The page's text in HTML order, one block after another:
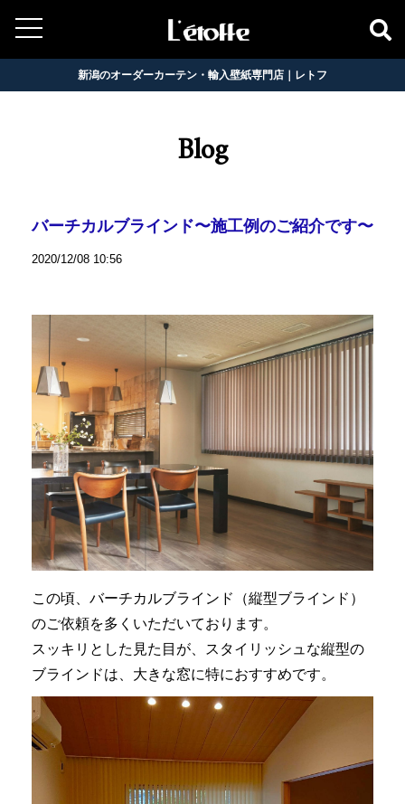
新潟のオーダーカーテン・輸入壁紙専門店｜レトフ
Blog
バーチカルブラインド〜施工例のご紹介です〜
2020/12/08 10:56
この頃、バーチカルブラインド（縦型ブラインド）
のご依頼を多くいただいております。
スッキリとした見た目が、スタイリッシュな縦型の
ブラインドは、大きな窓に特におすすめです。